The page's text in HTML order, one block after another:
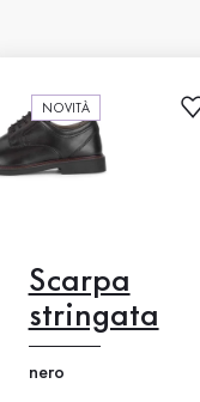
NOVITÀ
Scarpa
stringata
nero